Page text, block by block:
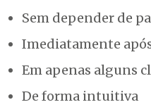
Sem depender de
Imediatamente
Em apenas alguns
De forma intuitiva